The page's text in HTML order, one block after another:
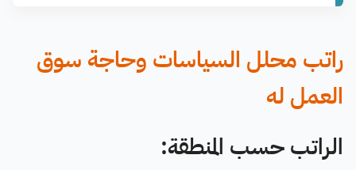
راتب محلل السياسات وحاجة سوق
العمل له
الراتب حسب المنطقة: